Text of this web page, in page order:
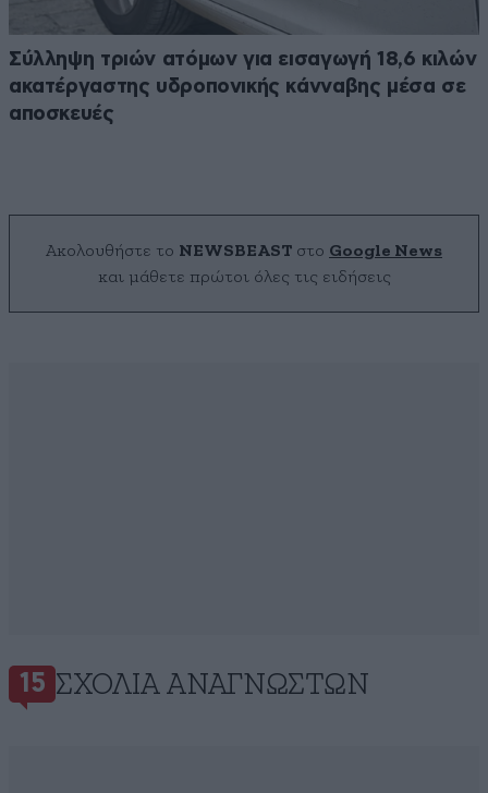
Σύλληψη τριών ατόμων για εισαγωγή 18,6 κιλών
ακατέργαστης υδροπονικής κάνναβης μέσα σε
αποσκευές
Ακολουθήστε το NEWSBEAST στο Google News
και μάθετε πρώτοι όλες τις ειδήσεις
15 ΣΧΌΛΙΑ ΑΝΑΓΝΩΣΤΏΝ